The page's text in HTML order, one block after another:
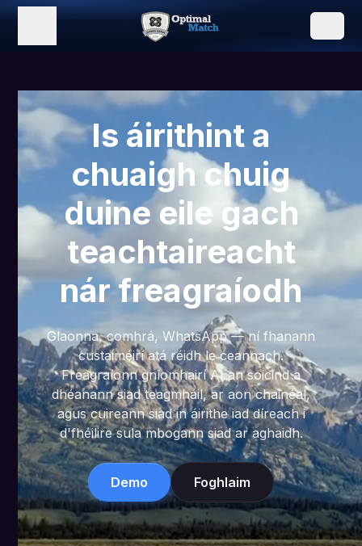
Is áirithint a
chuaigh chuig
duine eile gach
teachtaireacht
nár freagraíodh
Glaonna, comhrá, WhatsApp — ní fhanann
custaiméirí atá réidh le ceannach.
Freagraíonn gníomhairí AI an soicind a
dhéanann siad teagmháil, ar aon chainéal,
agus cuireann siad in áirithe iad díreach i
d'fhéilire sula mbogann siad ar aghaidh.
Demo Foghlaim